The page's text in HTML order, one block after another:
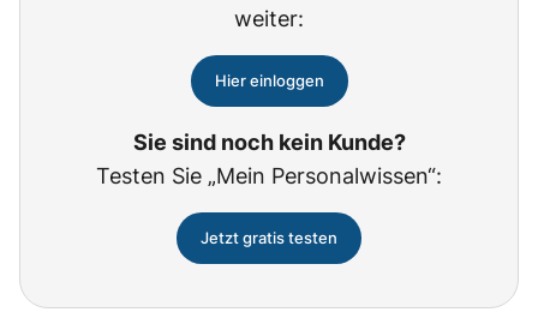
weiter:
Hier einloggen
Sie sind noch kein Kunde?
Testen Sie „Mein Personalwissen“:
Jetzt gratis testen